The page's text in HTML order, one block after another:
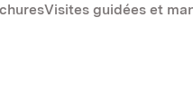
Visites guidées et